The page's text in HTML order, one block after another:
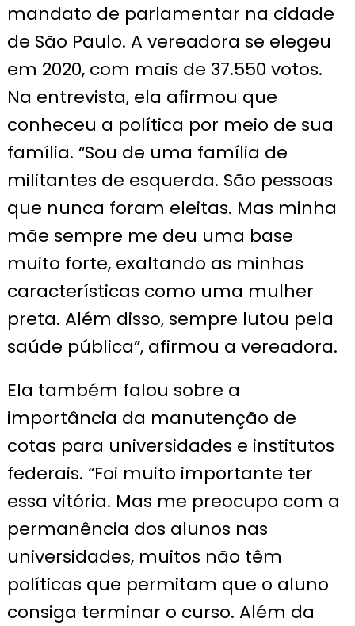
mandato de parlamentar na cidade
de São Paulo. A vereadora se elegeu
em 2020, com mais de 37.550 votos.
Na entrevista, ela afirmou que
conheceu a política por meio de sua
família. “Sou de uma família de
militantes de esquerda. São pessoas
que nunca foram eleitas. Mas minha
mãe sempre me deu uma base
muito forte, exaltando as minhas
características como uma mulher
preta. Além disso, sempre lutou pela
saúde pública”, afirmou a vereadora.
Ela também falou sobre a
importância da manutenção de
cotas para universidades e institutos
federais. “Foi muito importante ter
essa vitória. Mas me preocupo com a
permanência dos alunos nas
universidades, muitos não têm
políticas que permitam que o aluno
consiga terminar o curso. Além da